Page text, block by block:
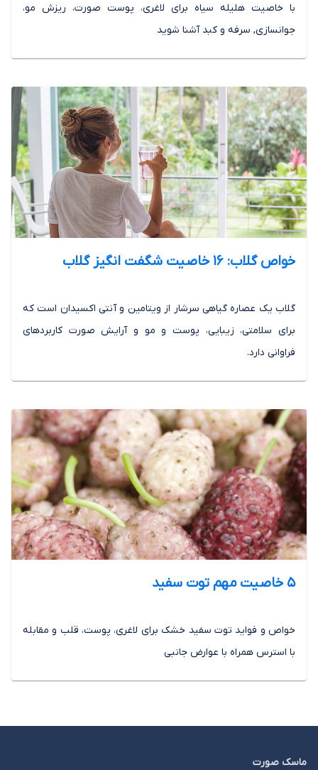
با خاصیت هلیله سیاه برای لاغری، پوست صورت، ریزش مو،
جوانسازی, سرفه و کبد آشنا شوید
خواص گلاب: 16 خاصیت شگفت انگیز گلاب
گلاب یک عصاره گیاهی سرشار از ویتامین و آنتی اکسیدان است که
برای سلامتی، زیبایی، پوست و مو و آرایش صورت کاربردهای
فراوانی دارد.
5 خاصیت مهم توت سفید
خواص و فواید توت سفید خشک برای لاغری، پوست، قلب و مقابله
با استرس همراه با عوارض جانبی
ماسک صورت